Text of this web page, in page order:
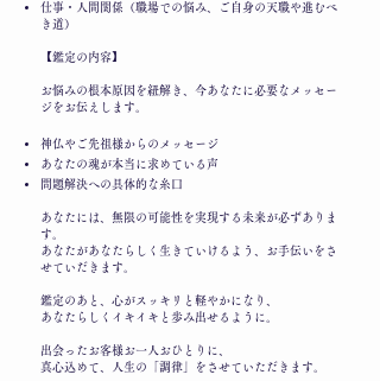
仕事・人間関係（職場での悩み、ご自身の天職や進むべ
き道）
【鑑定の内容】
お悩みの根本原因を紐解き、今あなたに必要なメッセー
ジをお伝えします。
神仏やご先祖様からのメッセージ
あなたの魂が本当に求めている声
問題解決への具体的な糸口
あなたには、無限の可能性を実現する未来が必ずありま
す。
あなたがあなたらしく生きていけるよう、お手伝いをさ
せていだきます。
鑑定のあと、心がスッキリと軽やかになり、
あなたらしくイキイキと歩み出せるように。
出会ったお客様お一人おひとりに、
真心込めて、人生の「調律」をさせていただきます。